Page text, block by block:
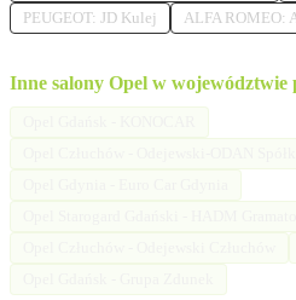
PEUGEOT: JD Kulej
ALFA ROMEO:
Inne salony Opel w województwie